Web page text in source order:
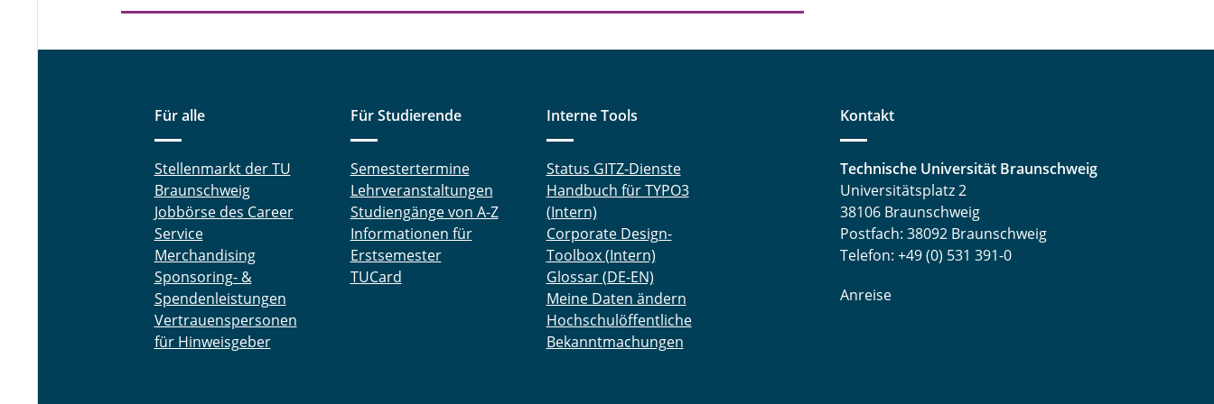
Für alle
Stellenmarkt der TU
Braunschweig
Jobbörse des Career
Service
Merchandising
Sponsoring- &
Spendenleistungen
Vertrauenspersonen
für Hinweisgeber
Für Studierende
Semestertermine
Lehrveranstaltungen
Studiengänge von A-Z
Informationen für
Erstsemester
TUCard
Interne Tools
Status GITZ-Dienste
Handbuch für TYPO3
(Intern)
Corporate Design-
Toolbox (Intern)
Glossar (DE-EN)
Meine Daten ändern
Hochschulöffentliche
Bekanntmachungen
Kontakt
Technische Universität Braunschweig
Universitätsplatz 2
38106 Braunschweig
Postfach: 38092 Braunschweig
Telefon: +49 (0) 531 391-0
Anreise